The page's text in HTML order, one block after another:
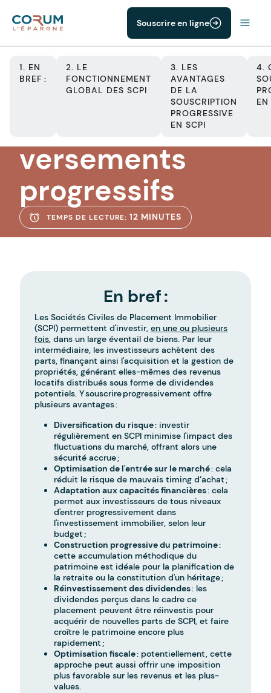
Souscrire en ligne
1. EN
BREF :
2. LE
FONCTIONNEMENT
GLOBAL DES SCPI
3. LES
AVANTAGES
DE LA
SOUSCRIPTION
PROGRESSIVE
EN SCPI
4.
EN
versements
progressifs
TEMPS DE LECTURE: 12 MINUTES
En bref :
Les Sociétés Civiles de Placement Immobilier
(SCPI) permettent d'investir,en une ou plusieurs
fois, dans un large éventail de biens. Par leur
intermédiaire, les investisseurs achètent des
parts, finançant ainsi l'acquisition et la gestion de
propriétés, générant elles-mêmes des revenus
locatifs distribués sous forme de dividendes
potentiels. Y souscrire progressivement offre
plusieurs avantages :
Diversification du risque: investir
régulièrement en SCPI minimise l'impact des
fluctuations du marché, offrant alors une
sécurité accrue ;
Optimisation de l'entrée sur le marché: cela
réduit le risque de mauvais timing d’achat ;
Adaptation aux capacités financières: cela
permet aux investisseurs de tous niveaux
d'entrer progressivement dans
l'investissement immobilier, selon leur
budget ;
Construction progressive du patrimoine:
cette accumulation méthodique du
patrimoine est idéale pour la planification de
la retraite ou la constitution d'un héritage ;
Réinvestissement des dividendes: les
dividendes perçus dans le cadre ce
placement peuvent être réinvestis pour
acquérir de nouvelles parts de SCPI, et faire
croître le patrimoine encore plus
rapidement ;
Optimisation fiscale: potentiellement, cette
approche peut aussi offrir une imposition
plus favorable sur les revenus et les plus-
values.